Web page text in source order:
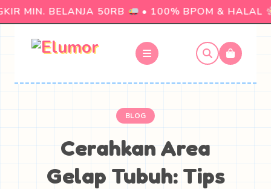
MIN. BELANJA 50RB • 100% BPOM & HALAL
BLOG
Cerahkan Area
Gelap Tubuh: Tips